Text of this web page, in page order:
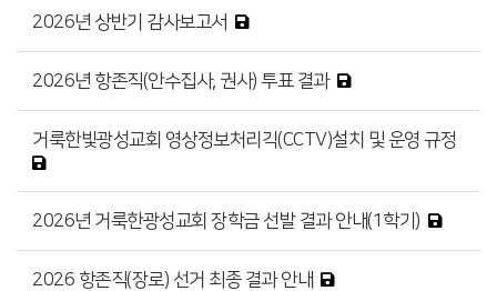
2026년 상반기 감사보고서
2026년 항존직(안수집사, 권사) 투표 결과
거룩한빛광성교회 영상정보처리긱(CCTV)설치 및 운영 규정
2026년 거룩한광성교회 장학금 선발 결과 안내(1학기)
2026 항존직(장로) 선거 최종 결과 안내